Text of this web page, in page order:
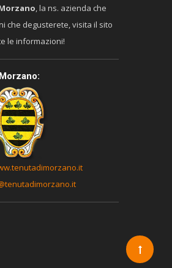
, la ns. azienda che
che degusterete, visita il sito
le informazioni!